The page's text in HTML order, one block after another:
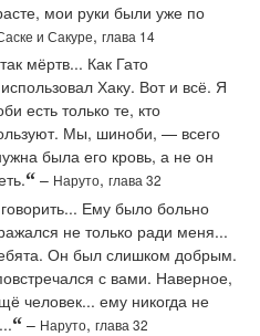
мои руки были уже по
и Сакуре,глава 14
мёртв... Как Гато
Хаку. Вот и всё. Я
есть только те, кто
Мы, шиноби, — всего
была его кровь, а не он
“ – Наруто,глава 32
Ему было больно
не только ради меня...
Он был слишком добрым.
с вами. Наверное,
человек... ему никогда не
“ – Наруто,глава 32